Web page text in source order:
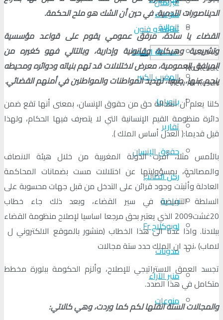
منوعات
ثقافة و فنون
No Result
View All Result
الجالية
السلطة الرابعة
المغرب الكبير
بانوراما
تقارير
حقوق الإنسان
ركن الطالب
رياضة
لوبوكلاج Fr
مدونات
منبر الآراء
منوعات
الديناصورات الآدمية، في حين أن الشك هو ملح الحكمة.
القضاء يا سادة، مرفق عمومي يقوم على قواعد مؤسسية
وتشريعية وهيكلية وقانونية وإدارية، وبالتالي فهو كغيره من
المرافق العمومية، معرض لاختلالات قد تهم بنياته ودوائره ومحيطه
ينجم عنها، طبعا، تهديد المواطنات والمواطنين في أمنهم القضائي.
كلنا يعلم أن العدالة حق من حقوق الإنسان، بمعنى أنها تقع ضمن
دائرة منظومة القيم الإنسانية التي لا يتصرف فيها الحكام، ولهذا
قيل قديما:﴿ العدل أساس الملك ﴾.
بالأمس مثلا، أقرت الدولة المغربية من خلال هيئة الانصاف
والمصالحة، بمسؤوليتها عن اختلالات مست بضمانات المحاكمة
العادلة وأثبتت وجود قرائن على التدخل من قبل جهات محسوبة على
السلطة التنفيذية في سير القضاء، وبعد ذلك جاء خطاب
20غشت2009 الذي يعتبر بحق مرجعا اساسيا لإصلاح منظومة القضاء
ببلادنا. واذا عدنا الى هذا الخطاب (منشور بالموقع الالكتروني ل
لاماب) ،نجد ان الملك حدد ستة مجالات
تجسد العمق الاستراتيجي للإصلاح، وألزم الحكومة ببلورة مخطط
متكامل في هذا الصدد.
والمجالات الستة انقلها لكم كما وردت، وهي كالاتي: